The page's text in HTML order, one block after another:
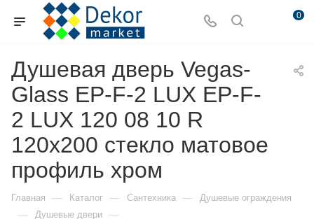
0
Душевая дверь Vegas-
Glass EP-F-2 LUX EP-F-
2 LUX 120 08 10 R
120х200 стекло матовое
профиль хром
Главная — Каталог — Сантехника — Душевые ограждения
— Душевые двери —